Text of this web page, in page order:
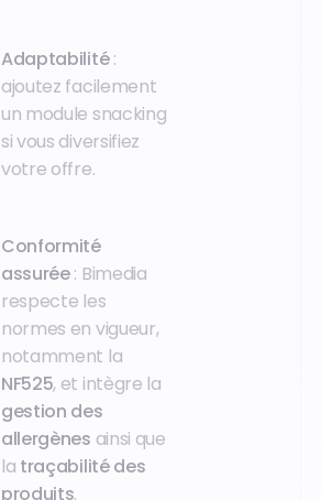
Adaptabilité:
ajoutez facilement
un module snacking
si vous diversifiez
votre offre.
Conformité
assurée: Bimedia
respecte les
normes en vigueur,
notamment la
NF525, et intègre la
gestion des
allergènes ainsi que
la traçabilité des
produits.